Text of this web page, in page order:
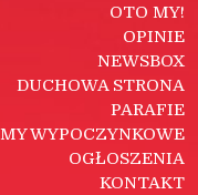
OTO MY!
OPINIE
NEWSBOX
DUCHOWA STRONA
PARAFIE
WYPOCZYNKOWE
OGŁOSZENIA
KONTAKT